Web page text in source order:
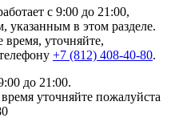
с 9:00 до 21:00,
указанным в этом разделе.
время, уточняйте,
+7 (812) 408-40-80.
до 21:00.
уточняйте пожалуйста